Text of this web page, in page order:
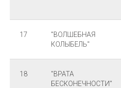
17
"ВОЛШЕБНАЯ
КОЛЫБЕЛЬ"
18
"ВРАТА
БЕСКОНЕЧНОСТИ"